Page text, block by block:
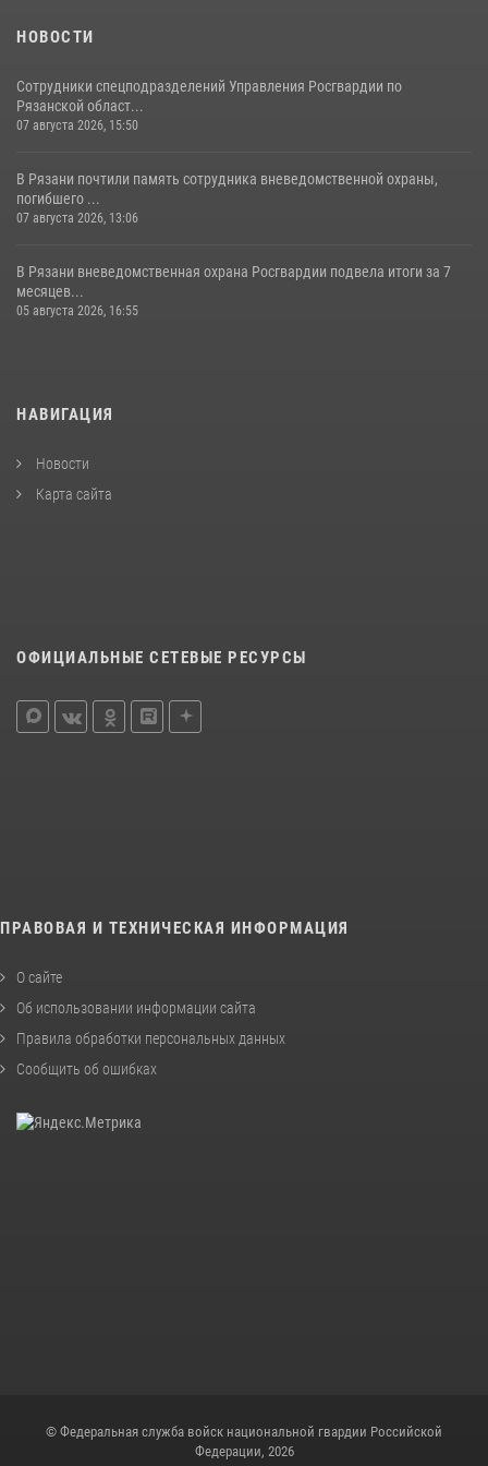
НОВОСТИ
Сотрудники спецподразделений Управления Росгвардии по
Рязанской област...
07 августа 2026, 15:50
В Рязани почтили память сотрудника вневедомственной охраны,
погибшего ...
07 августа 2026, 13:06
В Рязани вневедомственная охрана Росгвардии подвела итоги за 7
месяцев...
05 августа 2026, 16:55
НАВИГАЦИЯ
Новости
Карта сайта
ОФИЦИАЛЬНЫЕ СЕТЕВЫЕ РЕСУРСЫ
ПРАВОВАЯ И ТЕХНИЧЕСКАЯ ИНФОРМАЦИЯ
О сайте
Об использовании информации сайта
Правила обработки персональных данных
Сообщить об ошибках
© Федеральная служба войск национальной гвардии Российской
Федерации, 2026